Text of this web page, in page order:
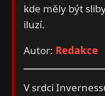
kde měly být
iluzí.
Autor: Redakce
V srdci